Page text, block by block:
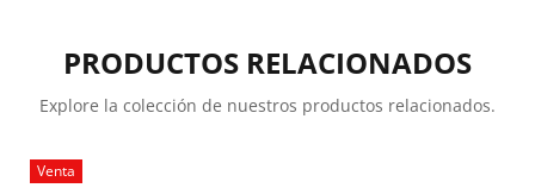
PRODUCTOS RELACIONADOS
Explore la colección de nuestros productos relacionados.
Venta